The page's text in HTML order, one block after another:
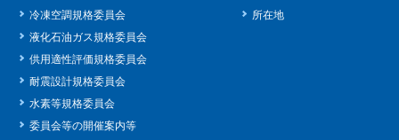
冷凍空調規格委員会
液化石油ガス規格委員会
供用適性評価規格委員会
耐震設計規格委員会
水素等規格委員会
委員会等の開催案内等
所在地